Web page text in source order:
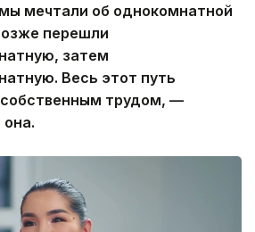
мечтали об однокомнатной
перешли
затем
Весь этот путь
трудом, —
она.